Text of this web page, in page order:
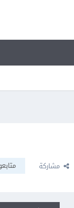
مشاركة